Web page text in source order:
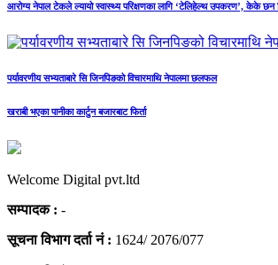
आरोग्य नेपाल टेकले ल्यायो स्वास्थ्य परिक्षणका लागि ‘टेलिहेल्थ उपकरण’, केके छन
पर्यावरणीय सभ्यताबारे सि जिनपिङको विचारमाथि नेपालमा छलफल
खराबी भएका पानीका कार्टुन बजारबाट फिर्ता
Welcome Digital pvt.ltd
सम्पादक : -
सूचना विभाग दर्ता नं : 1624/ 2076/077